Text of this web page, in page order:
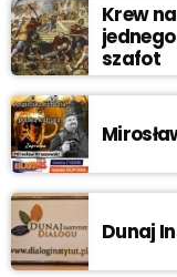
Krew
szafot
Dunaj